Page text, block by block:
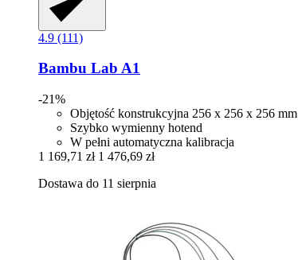
4.9 (111)
Bambu Lab A1
-21%
Objętość konstrukcyjna 256 x 256 x 256 mm
Szybko wymienny hotend
W pełni automatyczna kalibracja
1 169,71 zł 1 476,69 zł
Dostawa do 11 sierpnia